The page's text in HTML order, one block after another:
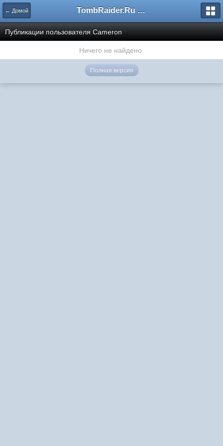
← Домой TombRaider.Ru - Форумы
Публикации пользователя Cameron
Ничего не найдено.
Полная версия